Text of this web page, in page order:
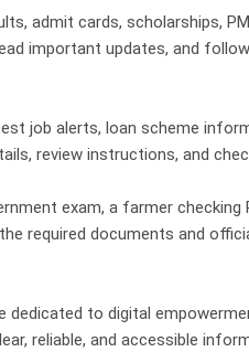
admit cards, scholarships,
important updates, and
job alerts, loan scheme
review instructions, and
exam, a farmer
required documents and
dedicated to digital
reliable, and accessible